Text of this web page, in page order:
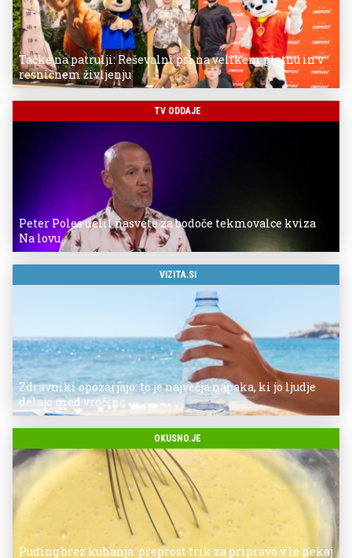
Tačke na patrulji: Reševalni psi na velikem platnu in v
resničnem življenju
TV ODDAJE
Peter Poles delil nasvete za bodoče tekmovalce kviza
Na lovu
VIZITA.SI
Zdravniki opozarjajo: to je največja napaka, ki jo ljudje
delajo med vročino
OKUSNO.JE
Puding brez kuhanja: preprost trik za pripravo v le nekaj